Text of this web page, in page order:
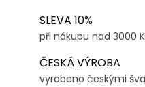
SLEVA 10%
při nákupu nad 3000
ČESKÁ VÝROBA
vyrobeno českými